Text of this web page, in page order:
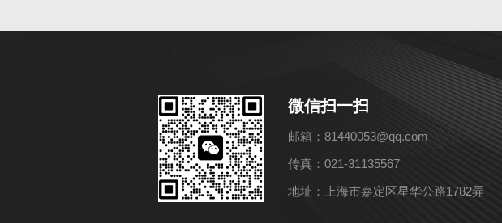
微信扫一扫
邮箱：81440053@qq.com
传真：021-31135567
地址：上海市嘉定区星华公路1782弄